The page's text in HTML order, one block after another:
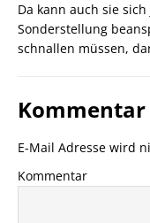
Da kann auch sie
Sonderstellung
schnallen müssen,
E-Mail Adresse wird
Kommentar